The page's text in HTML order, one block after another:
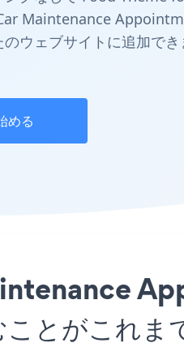
Maintenance
ウェブサイトに追加でき
める
とがこれま